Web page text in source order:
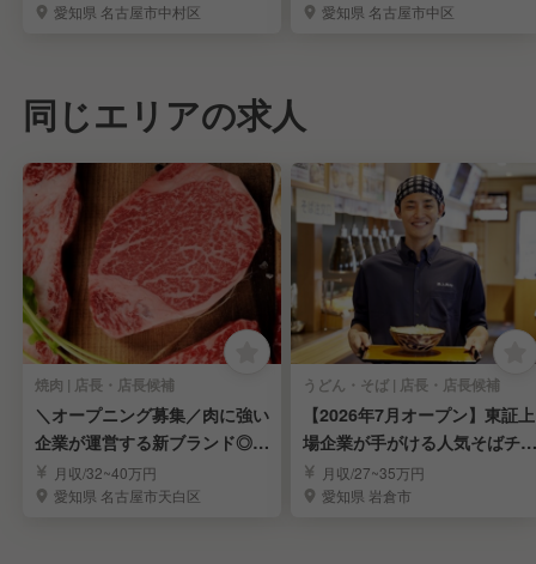
愛知県 名古屋市中村区
愛知県 名古屋市中区
同じエリアの求人
焼肉 | 店長・店長候補
＼オープニング募集／肉に強い
企業が運営する新ブランド◎頑
張りが収入に直結！
月収/32~40万円
愛知県 名古屋市天白区
うどん・そば | 店長・店長候補
【2026年7月オープン】東証上
場企業が手がける人気そばチェ
ーン月収/27~35万円
愛知県 岩倉市